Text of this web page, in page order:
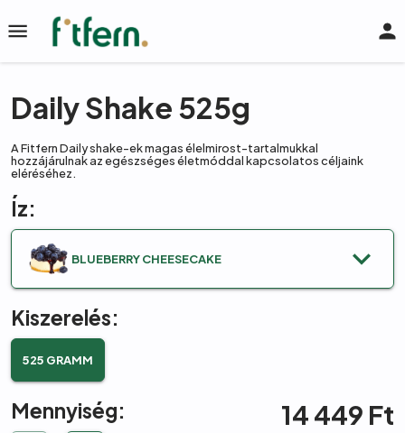
KEZDŐLAP
TERMÉKEK
KOSÁR
GYIK
BLOG
Daily Shake 525g
A Fitfern Daily shake-ek magas élelmirost-tartalmukkal
hozzájárulnak az egészséges életmóddal kapcsolatos céljaink
eléréséhez.
Íz:
BLUEBERRY CHEESECAKE
Kiszerelés:
525 GRAMM
Mennyiség: 14 449 Ft